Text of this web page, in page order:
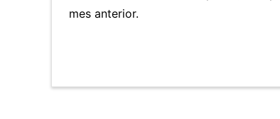
mes anterior.